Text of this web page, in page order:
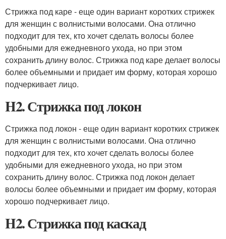
Стрижка под каре - еще один вариант коротких стрижек
для женщин с волнистыми волосами. Она отлично
подходит для тех, кто хочет сделать волосы более
удобными для ежедневного ухода, но при этом
сохранить длину волос. Стрижка под каре делает волосы
более объемными и придает им форму, которая хорошо
подчеркивает лицо.
H2. Стрижка под локон
Стрижка под локон - еще один вариант коротких стрижек
для женщин с волнистыми волосами. Она отлично
подходит для тех, кто хочет сделать волосы более
удобными для ежедневного ухода, но при этом
сохранить длину волос. Стрижка под локон делает
волосы более объемными и придает им форму, которая
хорошо подчеркивает лицо.
H2. Стрижка под каскад